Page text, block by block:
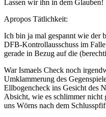
Lassen wir ihn in dem Glauben!
Apropos Tätlichkeit:
Ich bin ja mal gespannt wie der
DFB-Kontrollausschuss im
gerade in Bezug auf die
War Ismaels Check noch
Umklammerung des
Ellbogencheck ins Gesicht des
Absicht, wie es schlimmer nicht
uns Wörns nach dem